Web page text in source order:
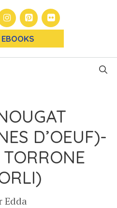
D’OEUF)-
Edda